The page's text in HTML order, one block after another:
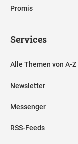
Promis
Services
Alle Themen von A-Z
Newsletter
Messenger
RSS-Feeds